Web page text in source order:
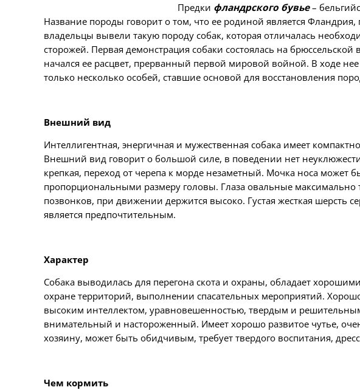
Предки фландрского бувье–
Название породы говорит о том, что ее родиной является
владельцы вывели такую породу собак, которая отличалась
сторожей. Первая демонстрация собаки состоялась на
начался ее расцвет, прерванный первой мировой войной. В ходе
только несколько особей, ставшие основой для восстановления
Внешний вид
Интеллигентная, энергичная и мужественная собака имеет
Внешний вид говорит о большой силе, в поведении нет
крепкая, переход от черепа к морде незаметный. Мочка носа
пропорциональными размеру головы. Глаза овальные максимально
позвонков, при движении держится высоко. Густая жесткая шерсть
является предпочтительным.
Характер
Собака выводилась для перегона скота и охраны, обладает
охране территорий, выполнении спасательных мероприятий.
высоким интеллектом, уравновешенностью, твердым и
внимательный и настороженный. Имеет хорошо развитое чутье,
хозяину, может быть обидчивым, требует твердого воспитания,
Чем кормить